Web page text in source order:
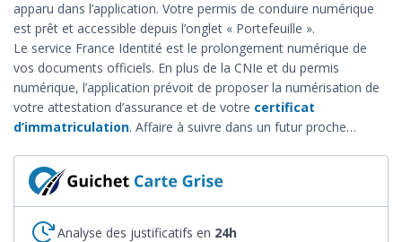
apparu dans l’application. Votre permis de conduire numérique
est prêt et accessible depuis l’onglet « Portefeuille ».
Le service France Identité est le prolongement numérique de
vos documents officiels. En plus de la CNIe et du permis
numérique, l’application prévoit de proposer la numérisation de
votre attestation d’assurance et de votre certificat
d’immatriculation. Affaire à suivre dans un futur proche…
Analyse des justificatifs en 24h